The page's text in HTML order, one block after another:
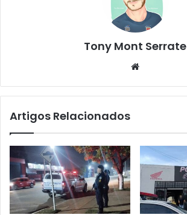
Tony Mont Serrate
te
Artigos Relacionados